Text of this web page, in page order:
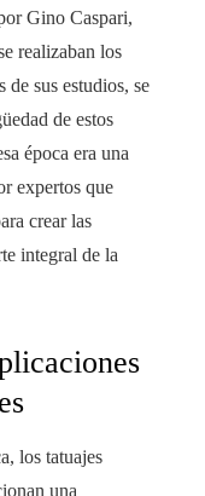
Gino Caspari,
realizaban los
de sus estudios, se
de estos
época era una
expertos que
crear las
integral de la
los tatuajes
una